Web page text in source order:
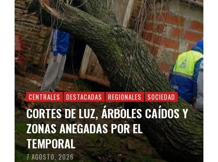
CENTRALES DESTACADAS REGIONALES SOCIEDAD
CORTES DE LUZ, ÁRBOLES CAÍDOS Y
ZONAS ANEGADAS POR EL
TEMPORAL
7 AGOSTO, 2026